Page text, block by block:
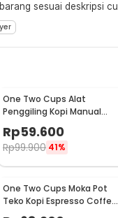
sesuai deskripsi
One Two Cups Alat
Penggiling Kopi Manual
Coffee Grinder Portable -
WFCG9800
Rp59.600
Rp99.900 41%
One Two Cups Moka Pot
Teko Kopi Espresso Coffee
Stovetop 4 Cup 200ml -